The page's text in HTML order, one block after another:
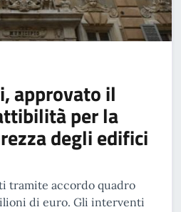
approvato il
per la
degli edifici
tramite accordo quadro
di euro. Gli interventi